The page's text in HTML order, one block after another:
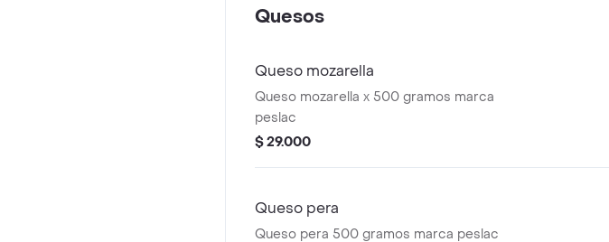
Quesos
Queso mozarella
Queso mozarella x 500 gramos marca
peslac
$ 29.000
Queso pera
Queso pera 500 gramos marca peslac